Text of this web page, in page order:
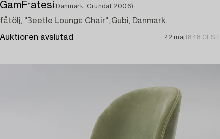
GamFratesi(Danmark, Grundat 2006)
fåtölj, "Beetle Lounge Chair", Gubi, Danmark.
Auktionen avslutad 22 maj18:48 CEST